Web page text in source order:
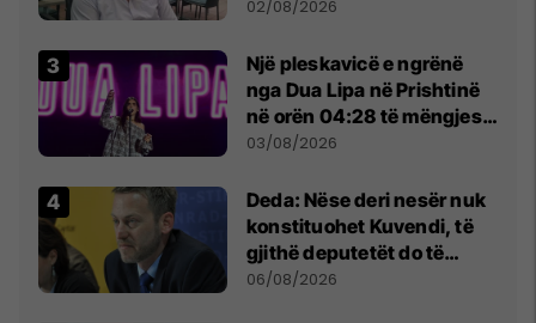
dikush e tradhtoi në
02/08/2026
Një pleskavicë e ngrënë
nga Dua Lipa në Prishtinë
në orën 04:28 të mëngjesit
- dhe bota digjitale serbe
03/08/2026
Deda: Nëse deri nesër nuk
konstituohet Kuvendi, të
gjithë deputetët do të
bëjnë shkelje të rëndë
06/08/2026